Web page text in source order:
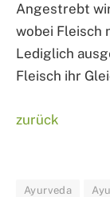
Angestrebt
wobei Fleisch
Lediglich
Fleisch ihr
zurück
Ayurveda